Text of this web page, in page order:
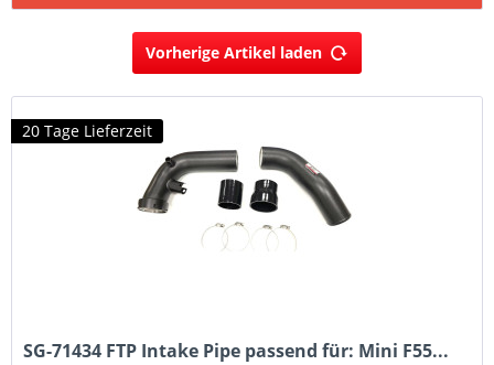
Vorherige Artikel laden
20 Tage Lieferzeit
SG-71434 FTP Intake Pipe passend für: Mini F55...